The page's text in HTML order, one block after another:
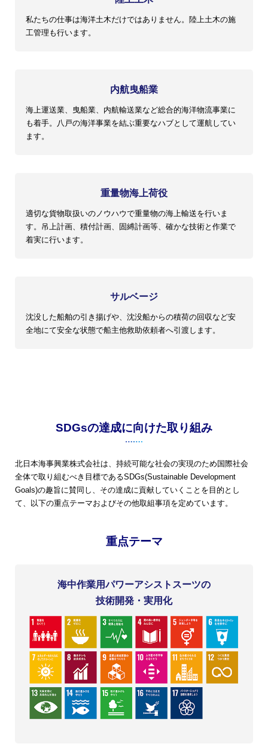
私たちの仕事は海洋土木だけではありません。陸上土木の施
工管理も行います。
内航曳船業
海上運送業、曳船業、内航輸送業など総合的海洋物流事業に
も着手。八戸の海洋事業を結ぶ重要なハブとして運航してい
ます。
重量物海上荷役
適切な貨物取扱いのノウハウで重量物の海上輸送を行いま
す。吊上計画、積付計画、固縛計画等、確かな技術と作業で
着実に行います。
サルベージ
沈没した船舶の引き揚げや、沈没船からの積荷の回収など安
全地にて安全な状態で船主他救助依頼者へ引渡します。
SDGsの達成に向けた取り組み
北日本海事興業株式会社は、持続可能な社会の実現のため国際社会
全体で取り組むべき目標であるSDGs(Sustainable Development
Goals)の趣旨に賛同し、その達成に貢献していくことを目的とし
て、
以下の重点テーマおよびその他取組事項を定めています。
重点テーマ
海中作業用パワーアシストスーツの
技術開発・実用化